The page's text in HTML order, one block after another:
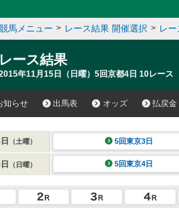
競馬メニュー > レース結果 開催選択 > レ
レース結果
年11月15日（日曜）5回京都4日 10レース
知らせ 出馬表 オッズ 払戻金
（土曜） 5回東京3日
（日曜） 5回東京4日